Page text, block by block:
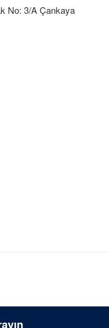
No: 3/A Çankaya